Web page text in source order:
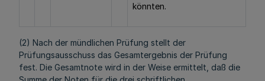
könnten.
(2) Nach der mündlichen Prüfung stellt der
Prüfungsausschuss das Gesamtergebnis der Prüfung
fest. Die Gesamtnote wird in der Weise ermittelt, daß die